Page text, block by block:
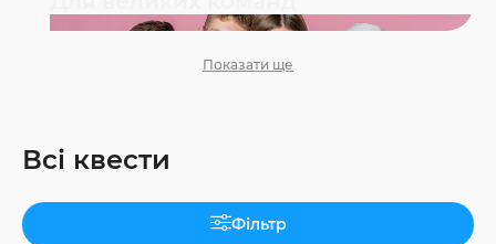
Показати ще
Всі квести
Фільтр